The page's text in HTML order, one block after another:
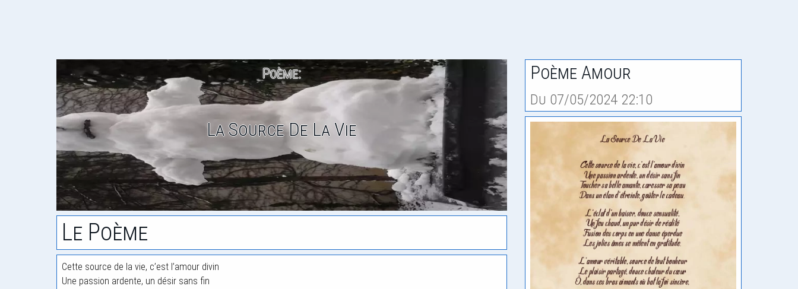
Poème:
La Source De La Vie
Le Poème
Cette source de la vie, c’est l’amour divin
Une passion ardente, un désir sans fin
Poème Amour
Du 07/05/2024 22:10